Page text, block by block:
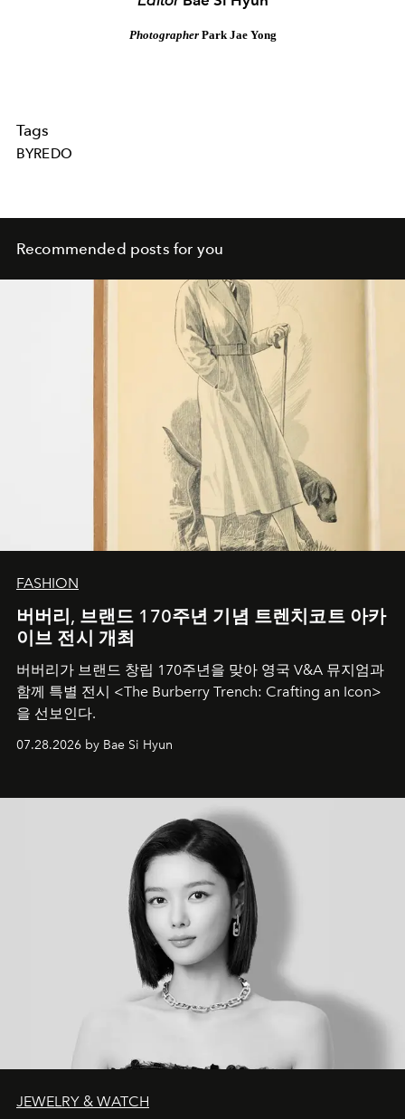
Photographer Park Jae Yong
Tags
BYREDO
Recommended posts for you
FASHION
버버리, 브랜드 170주년 기념 트렌치코트 아카
이브 전시 개최
버버리가 브랜드 창립 170주년을 맞아 영국 V&A 뮤지엄과
함께 특별 전시 <The Burberry Trench: Crafting an Icon>
을 선보인다.
07.28.2026 by Bae Si Hyun
JEWELRY & WATCH